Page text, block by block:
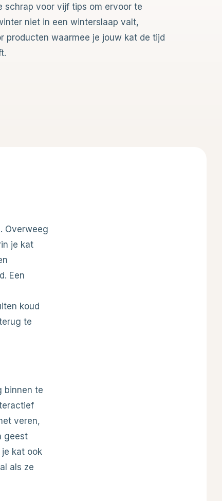
schrap voor vijf tips om ervoor te
niet in een winterslaap valt,
producten waarmee je jouw kat de tijd
Overweeg
je kat
Een
koud
te
binnen te
veren,
geest
kat ook
als ze